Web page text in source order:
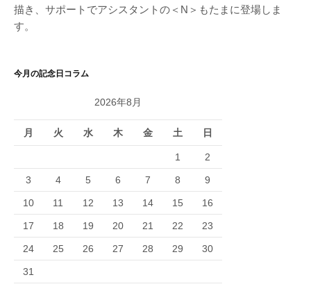
描き、サポートでアシスタントの＜N＞もたまに登場しま
す。
今月の記念日コラム
2026年8月
月 火 水 木 金 土 日
1 2
3 4 5 6 7 8 9
10 11 12 13 14 15 16
17 18 19 20 21 22 23
24 25 26 27 28 29 30
31